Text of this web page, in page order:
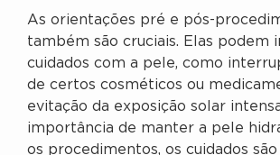
As orientações pré e pós-
também são cruciais. Elas podem
cuidados com a pele, como
de certos cosméticos ou
evitação da exposição solar
importância de manter a pele
os procedimentos, os cuidados